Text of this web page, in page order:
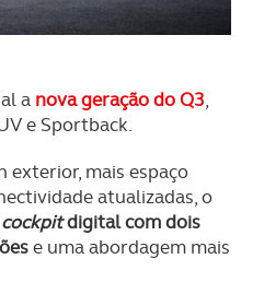
a nova geração do Q3,
e Sportback.
exterior, mais espaço
atualizadas, o
cockpitdigital com dois
e uma abordagem mais